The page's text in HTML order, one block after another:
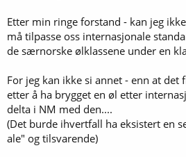
Etter min ringe forstand - kan jeg
må tilpasse oss internasjonale
de særnorske ølklassene under en
For jeg kan ikke si annet - enn at
etter å ha brygget en øl etter
delta i NM med den....
(Det burde ihvertfall ha eksistert en
ale" og tilsvarende)